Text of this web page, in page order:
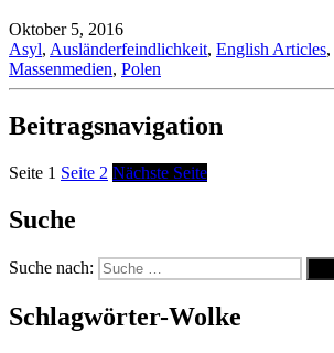
Oktober 5, 2016
Asyl, Ausländerfeindlichkeit, English Articles,
Massenmedien, Polen
Beitragsnavigation
Seite 1 Seite 2 Nächste Seite
Suche
Suche nach:
Schlagwörter-Wolke